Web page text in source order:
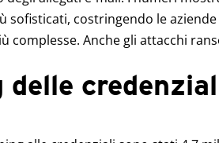
sofisticati, costringendo le
complesse. Anche gli attacchi
delle